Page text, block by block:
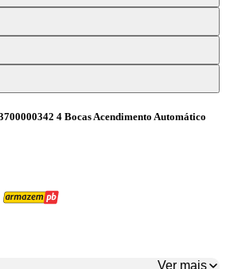
4 Bocas Acendimento Automático
Ver mais